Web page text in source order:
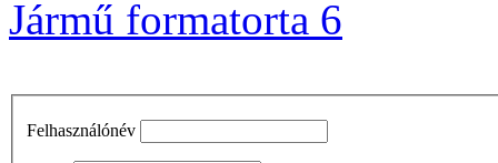
Jármű formatorta 6
Felhasználónév